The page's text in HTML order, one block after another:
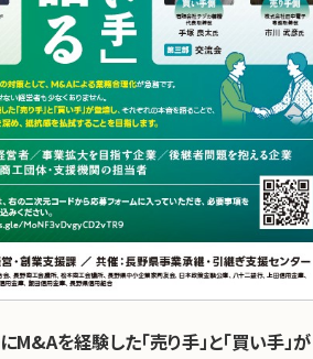
M&Aを経験した「売り手」と「買い手」が